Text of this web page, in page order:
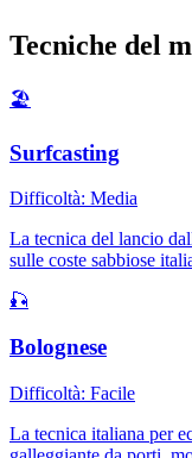
Tecniche del
🏖️
Surfcasting
Difficoltà: Media
La tecnica del lancio
sulle coste sabbiose
🎣
Bolognese
Difficoltà: Facile
La tecnica italiana per